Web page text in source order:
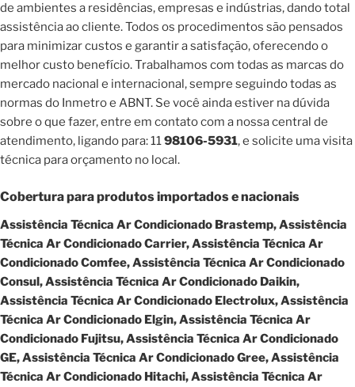
de ambientes a residências, empresas e indústrias, dando total
assistência ao cliente. Todos os procedimentos são pensados
para minimizar custos e garantir a satisfação, oferecendo o
melhor custo benefício. Trabalhamos com todas as marcas do
mercado nacional e internacional, sempre seguindo todas as
normas do Inmetro e ABNT. Se você ainda estiver na dúvida
sobre o que fazer, entre em contato com a nossa central de
atendimento, ligando para: 1198106-5931, e solicite uma visita
técnica para orçamento no local.
Cobertura para produtos importados e nacionais
Assistência Técnica Ar Condicionado Brastemp, Assistência
Técnica Ar Condicionado Carrier, Assistência Técnica Ar
Condicionado Comfee, Assistência Técnica Ar Condicionado
Consul, Assistência Técnica Ar Condicionado Daikin,
Assistência Técnica Ar Condicionado Electrolux, Assistência
Técnica Ar Condicionado Elgin, Assistência Técnica Ar
Condicionado Fujitsu, Assistência Técnica Ar Condicionado
GE, Assistência Técnica Ar Condicionado Gree, Assistência
Técnica Ar Condicionado Hitachi, Assistência Técnica Ar